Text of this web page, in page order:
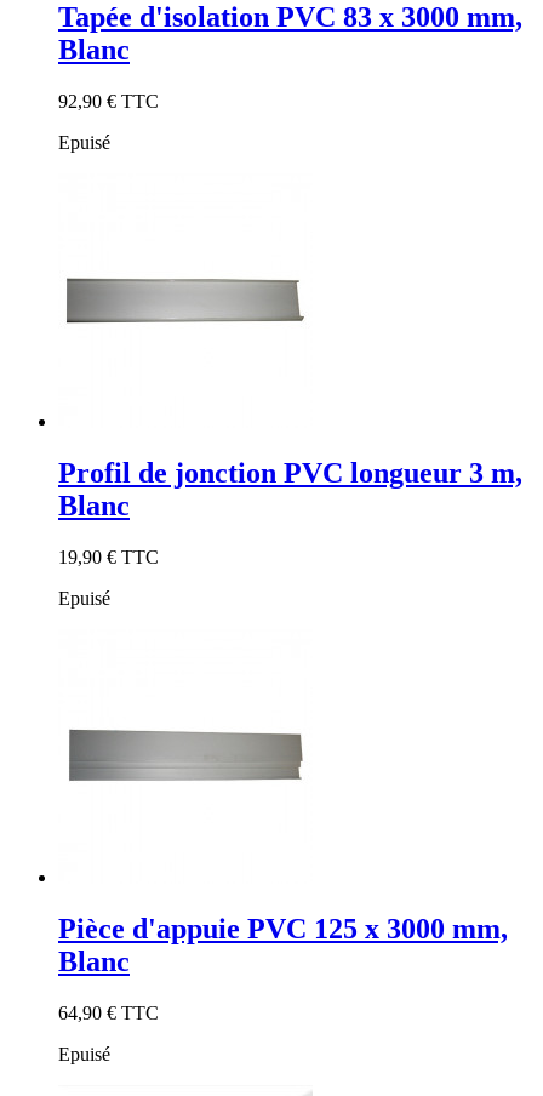
Tapée d'isolation PVC 83 x 3000 mm,
Blanc
92,90 € TTC
Epuisé
Profil de jonction PVC longueur 3 m,
Blanc
19,90 € TTC
Epuisé
Pièce d'appuie PVC 125 x 3000 mm,
Blanc
64,90 € TTC
Epuisé